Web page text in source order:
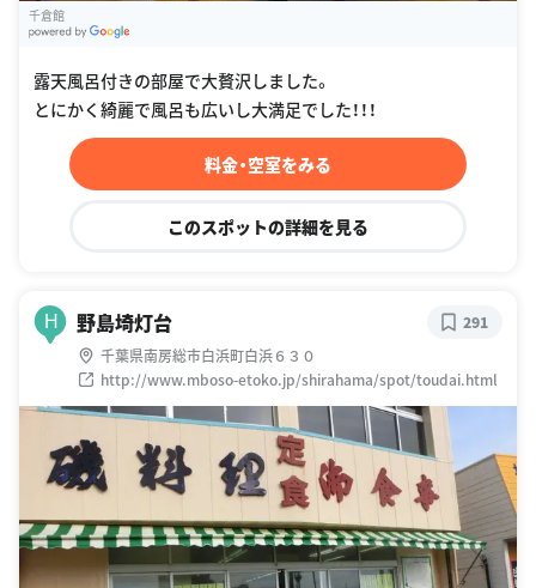
千倉館
露天風呂付きの部屋で大贅沢しました。
とにかく綺麗で風呂も広いし大満足でした！！！
料金・空室をみる
このスポットの詳細を見る
H 野島埼灯台
千葉県南房総市白浜町白浜６３０
http://www.mboso-etoko.jp/shirahama/spot/toudai.html
291